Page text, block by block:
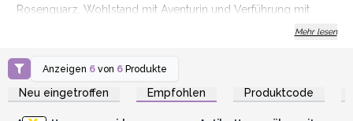
Rosenquarz, Wohlstand mit Aventurin und Verführung mit
jeweiligen Mischung widerzuspiegeln und bietet eine einfache
Geschichte, die Sie Kunden präsentieren können, die
spirituelle, kristallin inspirierte oder lifestyle-orientierte
Produkte schätzen.
Mehr lesen
Anzeigen 6 von 6 Produkte
Neu eingetroffen Empfohlen Produktcode
Anmelden oder
Registrieren für
Großhandelspreise
Registrieren für
Großhandelspreise